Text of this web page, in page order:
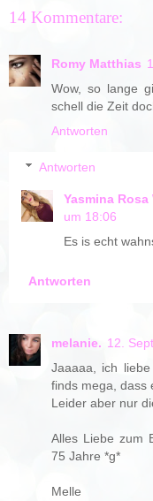
14 Kommentare:
Romy Matthias
Wow, so lange
schell die Zeit
Antworten
Antworten
Yasmina
um 18:06
Es is echt
Antworten
melanie. 12.
Jaaaaa, ich
finds mega, dass
Leider aber nur
Alles Liebe zum
75 Jahre *g*
Melle